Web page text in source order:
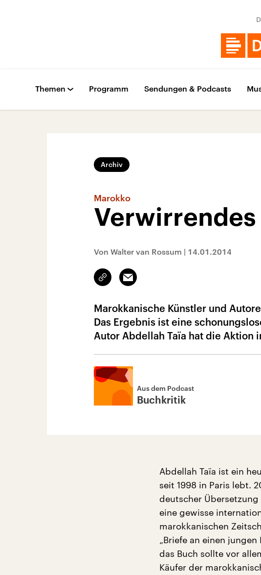
Themen Programm Sendungen & Podcasts
Archiv
Marokko
Verwirrendes
Von Walter van Rossum | 14.01.2014
Link
kopieren/teilen
Email
Marokkanische Künstler und
Das Ergebnis ist eine
Autor Abdellah Taïa hat die Aktion
Aus dem Podcast
Buchkritik
Abdellah Taïa ist ein
seit 1998 in Paris lebt.
deutscher
eine gewisse
marokkanischen
„Briefe an einen
das Buch sollte vor
Käufer der